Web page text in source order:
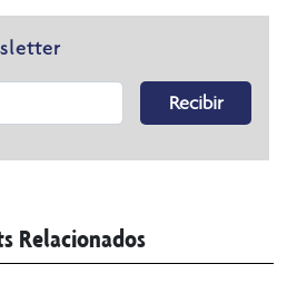
Recibir
Relacionados